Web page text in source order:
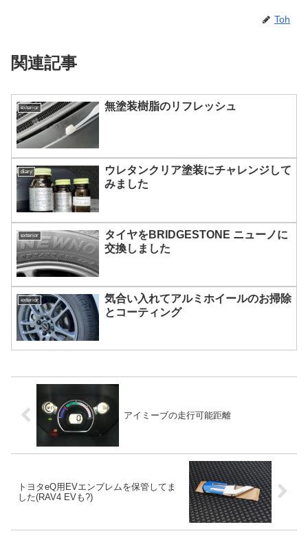
Toh
関連記事
exterior 無塗装樹脂のリフレッシュ
diary
ウレタンクリア塗装にチャレンジして
みました
exterior
タイヤをBRIDGESTONE ニューノに
交換しました
exterior
気合い入れてアルミホイールのお掃除
とコーティング
アイミーブの走行可能距離
トヨタeQ用EVエンブレムを保管してま
した(RAV4 EVも?)